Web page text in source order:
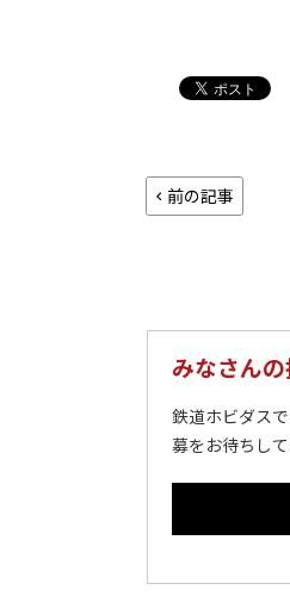
前の記事
みなさん
鉄道ホビダス
募をお待ちして